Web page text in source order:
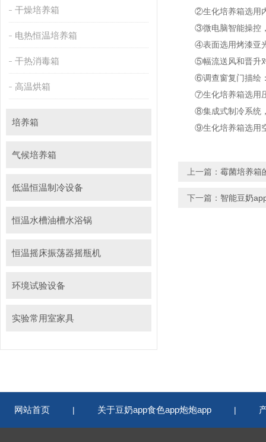
干燥培养箱
电热恒温培养箱
干热消毒箱
高温烘箱
培养箱
气候培养箱
低温恒温制冷设备
恒温水槽油槽水浴锅
恒温摇床振荡器摇瓶机
环境试验设备
实验常用室家具
②生化培养箱选用内创
③微电脑智能操控，
④表面选用烤漆亚光镀
⑤幅流送风和晋升对流
⑥调查窗复门描绘
⑦生化培养箱选用压缩机
⑧集成式制冷系统，多
⑨生化培养箱选用空气
上一篇： 霉菌培养箱
下一篇： 智能豆奶
网站首页 | 关于豆奶app食色app炮炮app |